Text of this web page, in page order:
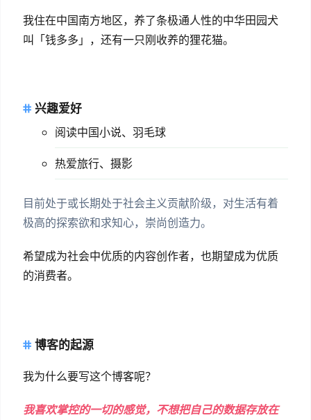
我住在中国南方地区，养了条极通人性的中华田园犬
叫「钱多多」，还有一只刚收养的狸花猫。
兴趣爱好
阅读中国小说、羽毛球
热爱旅行、摄影
目前处于或长期处于社会主义贡献阶级，对生活有着
极高的探索欲和求知心，崇尚创造力。
希望成为社会中优质的内容创作者，也期望成为优质
的消费者。
博客的起源
我为什么要写这个博客呢？
我喜欢掌控的一切的感觉，不想把自己的数据存放在